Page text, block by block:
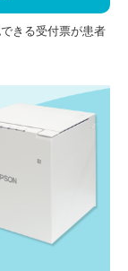
きる受付票が患者